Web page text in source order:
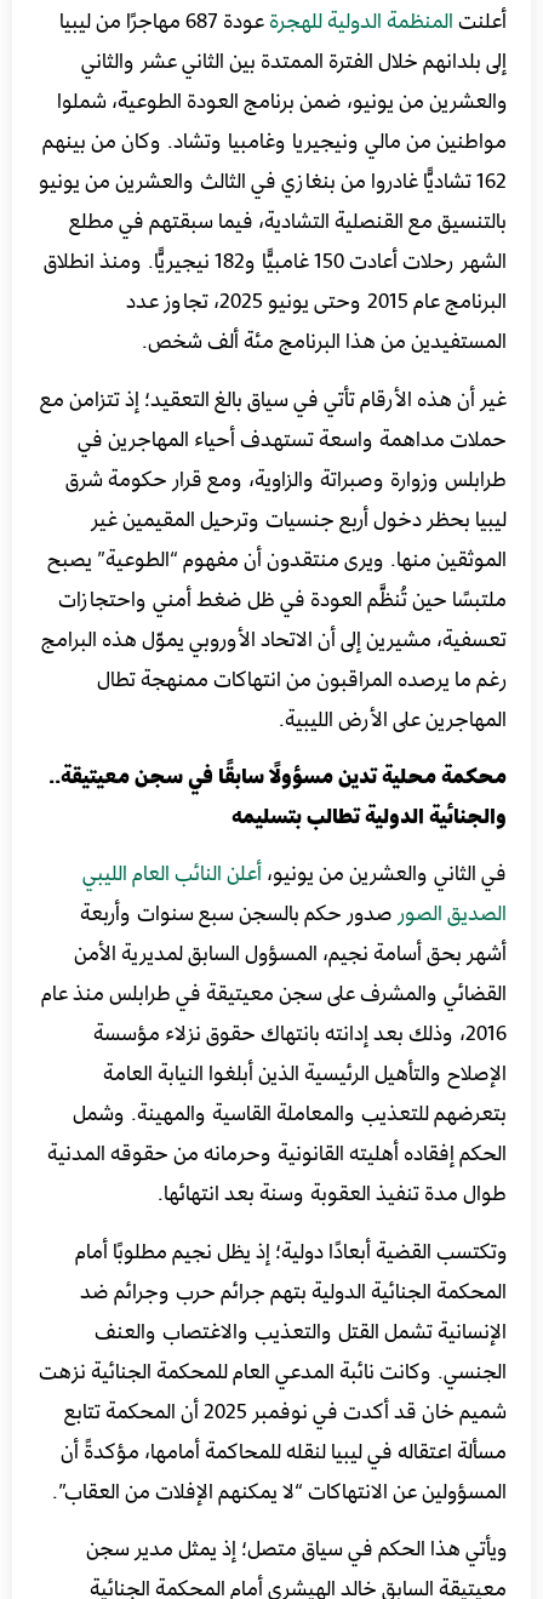
أعلنتالمنظمة الدولية للهجرة
عودة 687 مهاجرًا من ليبيا
إلى بلدانهم خلال الفترة الممتدة بين الثاني عشر والثاني
والعشرين من يونيو، ضمن برنامج العودة الطوعية، شملوا
مواطنين من مالي ونيجيريا وغامبيا وتشاد. وكان من بينهم
162 تشاديًّا غادروا من بنغازي في الثالث والعشرين من يونيو
بالتنسيق مع القنصلية التشادية، فيما سبقتهم في مطلع
الشهر رحلات أعادت 150 غامبيًّا و182 نيجيريًّا. ومنذ انطلاق
البرنامج عام 2015 وحتى يونيو 2025، تجاوز عدد
المستفيدين من هذا البرنامج مئة ألف شخص.
غير أن هذه الأرقام تأتي في سياق بالغ التعقيد؛ إذ تتزامن مع
حملات مداهمة واسعة تستهدف أحياء المهاجرين في
طرابلس وزوارة وصبراتة والزاوية، ومع قرار حكومة شرق
ليبيا بحظر دخول أربع جنسيات وترحيل المقيمين غير
الموثقين منها. ويرى منتقدون أن مفهوم “الطوعية” يصبح
ملتبسًا حين تُنظَّم العودة في ظل ضغط أمني واحتجازات
تعسفية، مشيرين إلى أن الاتحاد الأوروبي يموّل هذه البرامج
رغم ما يرصده المراقبون من انتهاكات ممنهجة تطال
المهاجرين على الأرض الليبية.
محكمة محلية تدين مسؤولًا سابقًا في سجن معيتيقة..
والجنائية الدولية تطالب بتسليمه
في الثاني والعشرين من يونيو،أعلن النائب العام الليبي
الصديق الصورصدور حكم بالسجن سبع سنوات وأربعة
أشهر بحق أسامة نجيم، المسؤول السابق لمديرية الأمن
القضائي والمشرف على سجن معيتيقة في طرابلس منذ عام
2016، وذلك بعد إدانته بانتهاك حقوق نزلاء مؤسسة
الإصلاح والتأهيل الرئيسية الذين أبلغوا النيابة العامة
بتعرضهم للتعذيب والمعاملة القاسية والمهينة. وشمل
الحكم إفقاده أهليته القانونية وحرمانه من حقوقه المدنية
طوال مدة تنفيذ العقوبة وسنة بعد انتهائها.
وتكتسب القضية أبعادًا دولية؛ إذ يظل نجيم مطلوبًا أمام
المحكمة الجنائية الدولية بتهم جرائم حرب وجرائم ضد
الإنسانية تشمل القتل والتعذيب والاغتصاب والعنف
الجنسي. وكانت نائبة المدعي العام للمحكمة الجنائية نزهت
شميم خان قد أكدت في نوفمبر 2025 أن المحكمة تتابع
مسألة اعتقاله في ليبيا لنقله للمحاكمة أمامها، مؤكدةً أن
المسؤولين عن الانتهاكات “لا يمكنهم الإفلات من العقاب”.
ويأتي هذا الحكم في سياق متصل؛ إذ يمثل مدير سجن
معيتيقة السابق خالد الهيشري أمام المحكمة الجنائية